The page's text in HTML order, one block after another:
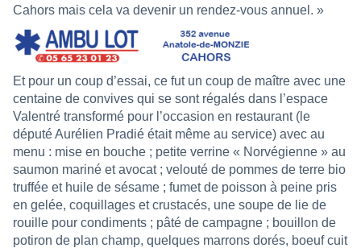
Cahors mais cela va devenir un rendez-vous annuel. »
Et pour un coup d’essai, ce fut un coup de maître avec une
centaine de convives qui se sont régalés dans l’espace
Valentré transformé pour l’occasion en restaurant (le
député Aurélien Pradié était même au service) avec au
menu : mise en bouche ; petite verrine « Norvégienne » au
saumon mariné et avocat ; velouté de pommes de terre bio
truffée et huile de sésame ; fumet de poisson à peine pris
en gelée, coquillages et crustacés, une soupe de lie de
rouille pour condiments ; pâté de campagne ; bouillon de
potiron de plan champ, quelques marrons dorés, boeuf cuit